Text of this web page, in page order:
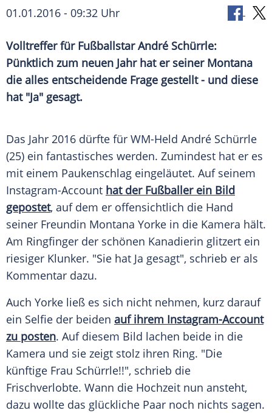
01.01.2016 - 09:32 Uhr
Volltreffer für Fußballstar André Schürrle:
Pünktlich zum neuen Jahr hat er seiner Montana
die alles entscheidende Frage gestellt - und diese
hat "Ja" gesagt.
Das Jahr 2016 dürfte für WM-Held André Schürrle
(25) ein fantastisches werden. Zumindest hat er es
mit einem Paukenschlag eingeläutet. Auf seinem
Instagram-Account hat der Fußballer ein Bild
gepostet, auf dem er offensichtlich die Hand
seiner Freundin Montana Yorke in die Kamera hält.
Am Ringfinger der schönen Kanadierin glitzert ein
riesiger Klunker. "Sie hat Ja gesagt", schrieb er als
Kommentar dazu.
Auch Yorke ließ es sich nicht nehmen, kurz darauf
ein Selfie der beiden auf ihrem Instagram-Account
zu posten. Auf diesem Bild lachen beide in die
Kamera und sie zeigt stolz ihren Ring. "Die
künftige Frau Schürrle!!", schrieb die
Frischverlobte. Wann die Hochzeit nun ansteht,
dazu wollte das glückliche Paar noch nichts sagen.